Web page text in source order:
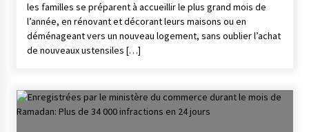
les familles se préparent à accueillir le plus grand mois de
l’année, en rénovant et décorant leurs maisons ou en
déménageant vers un nouveau logement, sans oublier l’achat
de nouveaux ustensiles […]